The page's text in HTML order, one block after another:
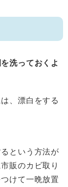
洗っておくよ
、漂白をする
という方法が
販のカビ取り
けて一晩放置